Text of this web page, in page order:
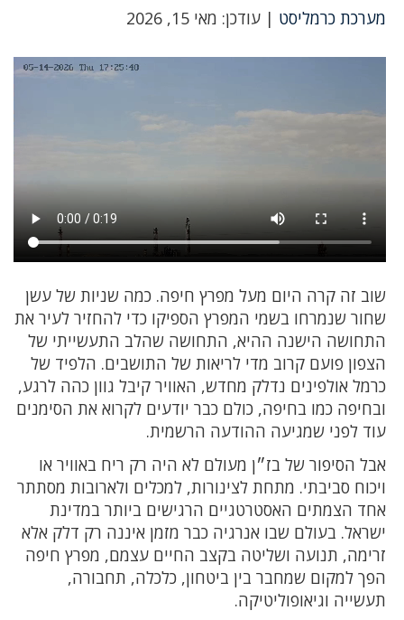
מערכת כרמליסט | עודכן: מאי 15, 2026
שוב זה קרה היום מעל מפרץ חיפה. כמה שניות של עשן
שחור שנמרחו בשמי המפרץ הספיקו כדי להחזיר לעיר את
התחושה הישנה ההיא, התחושה שהלב התעשייתי של
הצפון פועם קרוב מדי לריאות של התושבים. הלפיד של
כרמל אולפינים נדלק מחדש, האוויר קיבל גוון כהה לרגע,
ובחיפה כמו בחיפה, כולם כבר יודעים לקרוא את הסימנים
עוד לפני שמגיעה ההודעה הרשמית.
אבל הסיפור של בז״ן מעולם לא היה רק ריח באוויר או
ויכוח סביבתי. מתחת לצינורות, למכלים ולארובות מסתתר
אחד הצמתים האסטרטגיים הרגישים ביותר במדינת
ישראל. בעולם שבו אנרגיה כבר מזמן איננה רק דלק אלא
זרימה, תנועה ושליטה בקצב החיים עצמם, מפרץ חיפה
הפך למקום שמחבר בין ביטחון, כלכלה, תחבורה,
תעשייה וגיאופוליטיקה.